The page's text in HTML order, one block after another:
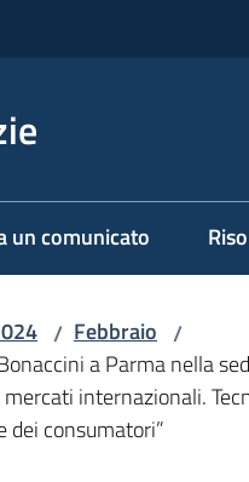
un comunicato
/ Febbraio /
a Parma nella
internazionali.
dei consumatori”